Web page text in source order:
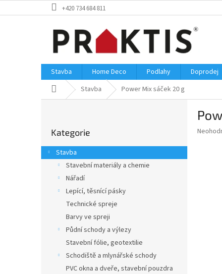
na
+420 734 684 811
Stavba Home Deco Podlahy
Doprodej
Domů Stavba Power Mix sáček 20 g
r
a
kategorie
Kategorie
Stavba
Stavební materiály a chemie
Nářadí
Lepící, těsnící pásky
Technické spreje
Barvy ve spreji
Půdní schody a výlezy
Stavební fólie, geotextilie
Schodiště a mlynářské schody
PVC okna a dveře, stavební pouzdra